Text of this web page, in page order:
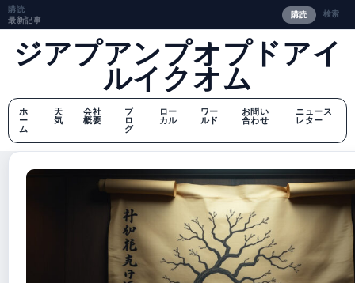
購読
最新記事
購読 検索
ジアプアンプオプドアイ
ルイクオム
ホ
ー
ム
天
気
会社
概要
ブ
ロ
グ
ロー
カル
ワー
ルド
お問い
合わせ
ニュース
レター